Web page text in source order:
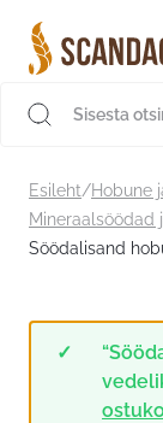
sisu
juurde
Esileht/Hobune
Mineraalsöödad
Söödalisand